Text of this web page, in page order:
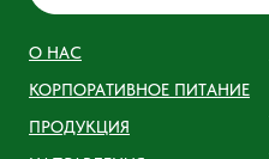
О НАС
КОРПОРАТИВНОЕ ПИТАНИЕ
ПРОДУКЦИЯ